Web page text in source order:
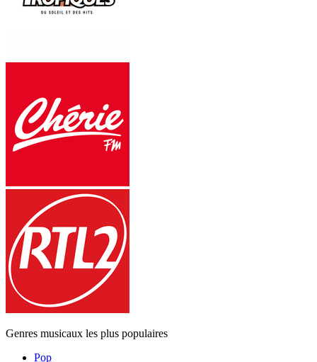
Genres musicaux les plus populaires
Pop